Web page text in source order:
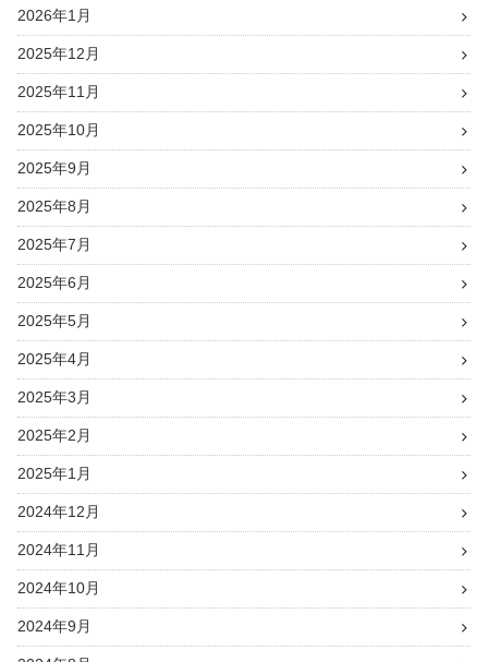
2026年1月
2025年12月
2025年11月
2025年10月
2025年9月
2025年8月
2025年7月
2025年6月
2025年5月
2025年4月
2025年3月
2025年2月
2025年1月
2024年12月
2024年11月
2024年10月
2024年9月